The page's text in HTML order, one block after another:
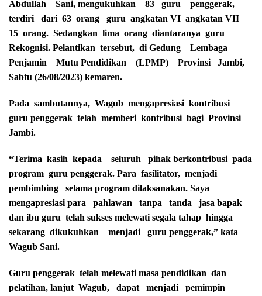
Abdullah Sani, mengukuhkan 83 guru penggerak,
terdiri dari 63 orang guru angkatan VI angkatan VII
15 orang. Sedangkan lima orang diantaranya guru
Rekognisi. Pelantikan tersebut, di Gedung Lembaga
Penjamin Mutu Pendidikan (LPMP) Provinsi Jambi,
Sabtu (26/08/2023) kemaren.
Pada sambutannya, Wagub mengapresiasi kontribusi
guru penggerak telah memberi kontribusi bagi Provinsi
Jambi.
“Terima kasih kepada seluruh pihak berkontribusi pada
program guru penggerak. Para fasilitator, menjadi
pembimbing selama program dilaksanakan. Saya
mengapresiasi para pahlawan tanpa tanda jasa bapak
dan ibu guru telah sukses melewati segala tahap hingga
sekarang dikukuhkan menjadi guru penggerak,” kata
Wagub Sani.
Guru penggerak telah melewati masa pendidikan dan
pelatihan, lanjut Wagub, dapat menjadi pemimpin